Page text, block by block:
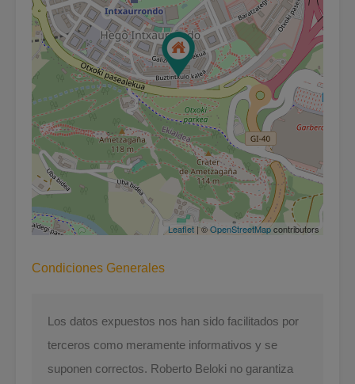
Leaflet | ©OpenStreetMapcontributors
Condiciones Generales
Los datos expuestos nos han sido facilitados por
terceros como meramente informativos y se
suponen correctos. Roberto Beloki no garantiza